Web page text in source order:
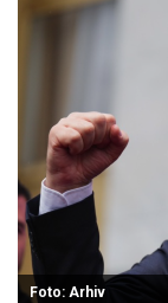
Foto: Arhiv